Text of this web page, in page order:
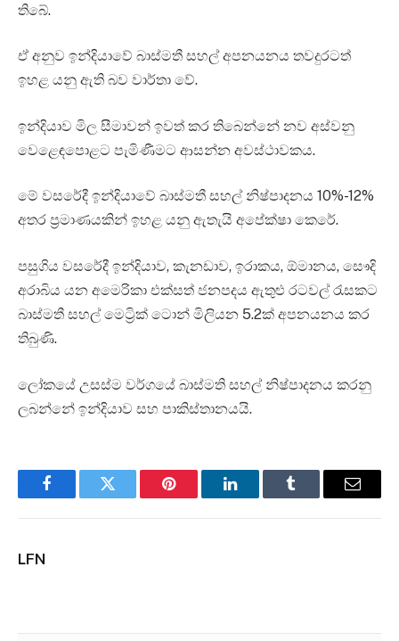
තිබේ.
ඒ අනුව ඉන්දියාවේ බාස්මතී සහල් අපනයනය තවදුරටත්
ඉහළ යනු ඇති බව වාර්තා වේ.
ඉන්දියාව මිල සීමාවන් ඉවත් කර තිබෙන්නේ නව අස්වනු
වෙළෙඳපොළට පැමිණීමට ආසන්න අවස්ථාවකය.
මේ වසරේදී ඉන්දියාවේ බාස්මතී සහල් නිෂ්පාදනය 10%-12%
අතර ප්‍රමාණයකින් ඉහළ යනු ඇතැයි අපේක්ෂා කෙරේ.
පසුගිය වසරේදී ඉන්දියාව, කැනඩාව, ඉරාකය, ඕමානය, සෞදි
අරාබිය යන අමෙරිකා එක්සත් ජනපදය ඇතුළු රටවල් රැසකට
බාස්මතී සහල් මෙට්‍රික් ටොන් මිලියන 5.2ක් අපනයනය කර
තිබුණි.
ලෝකයේ උසස්ම වර්ගයේ බාස්මති සහල් නිෂ්පාදනය කරනු
ලබන්නේ ඉන්දියාව සහ පාකිස්තානයයි.
FacebookTwitter Pinterest LinkedInTumblr Email
LFN